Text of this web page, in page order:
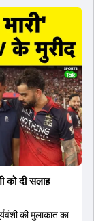
इसके अलावा पंजाब
टीमों की सफलता
को दी सलाह
की मुलाकात का